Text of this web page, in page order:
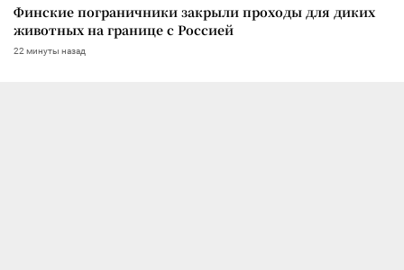
Финские пограничники закрыли проходы для диких
животных на границе с Россией
22 минуты назад